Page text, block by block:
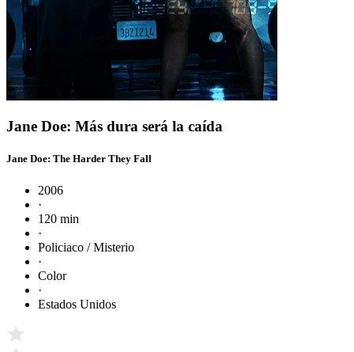
Jane Doe: Más dura será la caída
Jane Doe: The Harder They Fall
2006
·
120 min
·
Policiaco / Misterio
·
Color
·
Estados Unidos